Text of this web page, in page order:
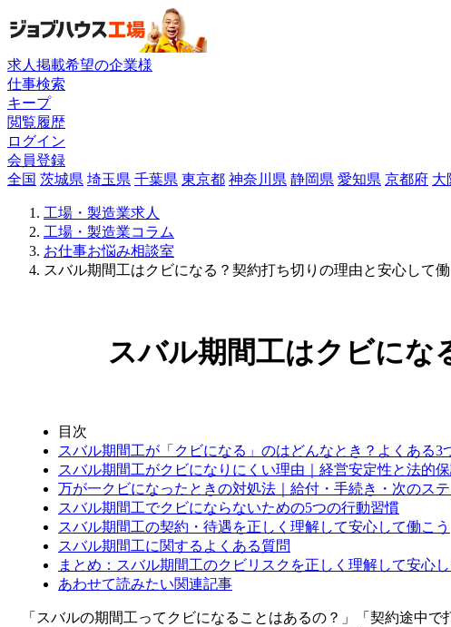
求人掲載希望の企業様
仕事検索
キープ
閲覧履歴
ログイン
会員登録
全国 茨城県 埼玉県 千葉県 東京都 神奈川県 静岡県 愛知県 京都府 大
工場・製造業求人
工場・製造業コラム
お仕事お悩み相談室
スバル期間工はクビになる？契約打ち切りの理由と安心して
スバル期間工はクビにな
目次
スバル期間工が「クビになる」のはどんなとき？よくある3
スバル期間工がクビになりにくい理由｜経営安定性と法的
万が一クビになったときの対処法｜給付・手続き・次のス
スバル期間工でクビにならないための5つの行動習慣
スバル期間工の契約・待遇を正しく理解して安心して働こう
スバル期間工に関するよくある質問
まとめ：スバル期間工のクビリスクを正しく理解して安心し
あわせて読みたい関連記事
「スバルの期間工ってクビになることはあるの？」「契約途中